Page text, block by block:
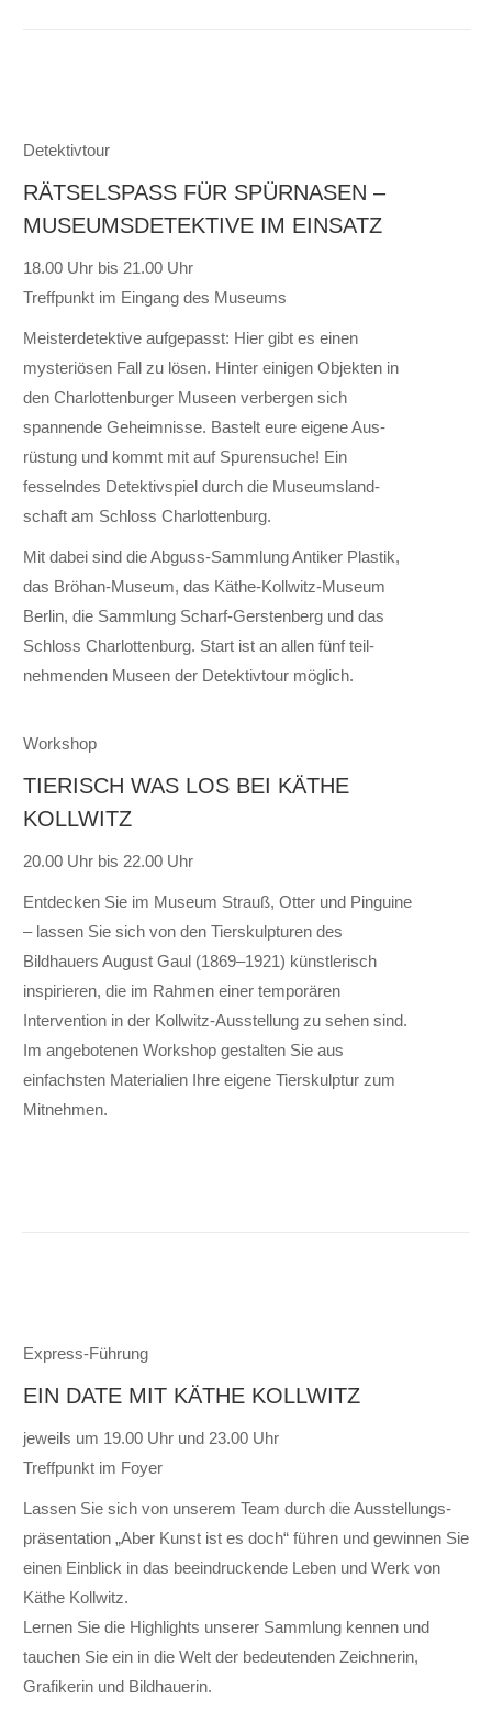
Detektivtour
RÄTSELSPASS FÜR SPÜRNASEN –
MUSEUMSDETEKTIVE IM EINSATZ
18.00 Uhr bis 21.00 Uhr
Treffpunkt im Eingang des Museums
Meister­detektive auf­ge­passt: Hier gibt es einen
mysteriösen Fall zu lösen. Hinter einigen Ob­jekten in
den Charlotten­burger Museen ver­bergen sich
spannende Ge­heim­nisse. Bastelt eure eigene Aus­
rüstung und kommt mit auf Spuren­suche! Ein
fesselndes Detektiv­spiel durch die Museums­land­
schaft am Schloss Charlotten­burg.
Mit dabei sind die Abguss-Sammlung Antiker Plastik,
das Bröhan-Museum, das Käthe-Kollwitz-Museum
Berlin, die Sammlung Scharf-Gerstenberg und das
Schloss Charlottenburg. Start ist an allen fünf teil­
nehmenden Museen der Detektiv­tour mög­lich.
Workshop
TIERISCH WAS LOS BEI KÄTHE
KOLLWITZ
20.00 Uhr bis 22.00 Uhr
Entdecken Sie im Museum Strauß, Otter und Pinguine
– lassen Sie sich von den Tierskulpturen des
Bildhauers August Gaul (1869–1921) künstlerisch
inspirieren, die im Rahmen einer temporären
Intervention in der Kollwitz-Ausstellung zu sehen sind.
Im angebotenen Workshop gestalten Sie aus
einfachsten Materialien Ihre eigene Tierskulptur zum
Mitnehmen.
Express-Führung
EIN DATE MIT KÄTHE KOLLWITZ
jeweils um 19.00 Uhr und 23.00 Uhr
Treffpunkt im Foyer
Lassen Sie sich von unserem Team durch die Aus­­stellungs­­
präsen­tation „Aber Kunst ist es doch“ führen und gewinnen Sie
einen Ein­­blick in das be­­ein­druckende Leben und Werk von
Käthe Kollwitz.
Lernen Sie die High­lights unserer Samm­lung kennen und
tauchen Sie ein in die Welt der be­deutenden Zeichnerin,
Grafikerin und Bild­hauerin.